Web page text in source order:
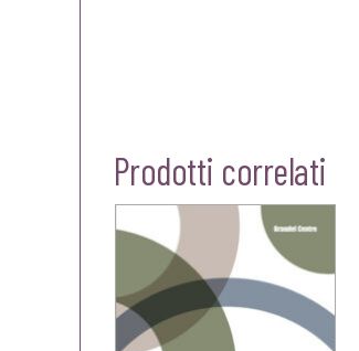
Prodotti correlati